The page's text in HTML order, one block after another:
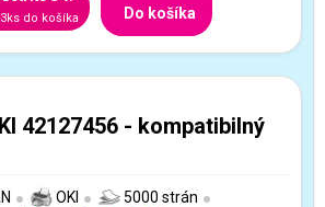
do košíka Do košíka
42127456 - kompatibilný
OKI 5000 strán